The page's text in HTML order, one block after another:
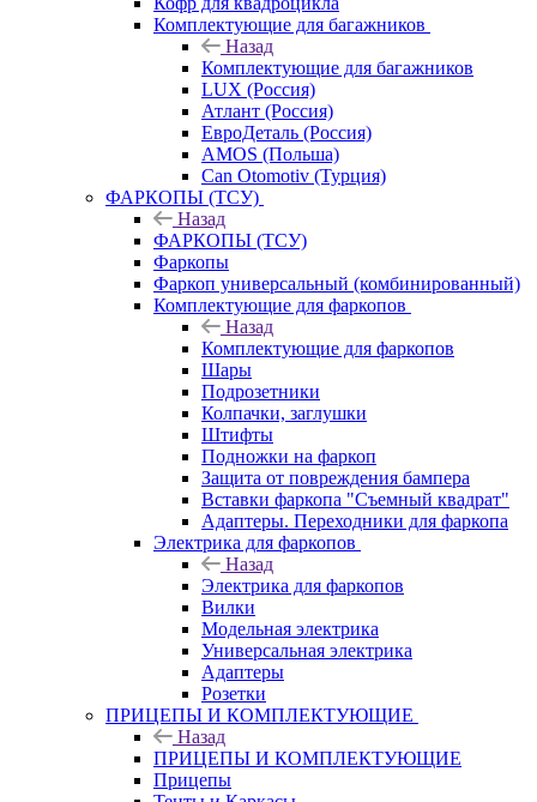
Комплектующие для багажников
Назад
Комплектующие для багажников
LUX (Россия)
Атлант (Россия)
ЕвроДеталь (Россия)
AMOS (Польша)
Can Otomotiv (Турция)
ФАРКОПЫ (ТСУ)
Назад
ФАРКОПЫ (ТСУ)
Фаркопы
Фаркоп универсальный (комбинированный)
Комплектующие для фаркопов
Назад
Комплектующие для фаркопов
Шары
Подрозетники
Колпачки, заглушки
Штифты
Подножки на фаркоп
Защита от повреждения бампера
Вставки фаркопа "Съемный квадрат"
Адаптеры. Переходники для фаркопа
Электрика для фаркопов
Назад
Электрика для фаркопов
Вилки
Модельная электрика
Универсальная электрика
Адаптеры
Розетки
ПРИЦЕПЫ И КОМПЛЕКТУЮЩИЕ
Назад
ПРИЦЕПЫ И КОМПЛЕКТУЮЩИЕ
Прицепы